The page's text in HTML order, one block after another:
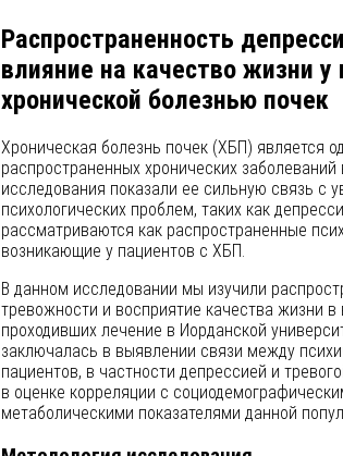
Распространенность
влияние на качество жизни у
хронической болезнью почек
Хроническая болезнь почек (ХБП) является
распространенных хронических
исследования показали ее сильную связь с
психологических проблем, таких как
рассматриваются как распространенные
возникающие у пациентов с ХБП.
В данном исследовании мы изучили
тревожности и восприятие качества жизни
проходивших лечение в Иорданской
заключалась в выявлении связи между
пациентов, в частности депрессией и
в оценке корреляции с
метаболическими показателями данной